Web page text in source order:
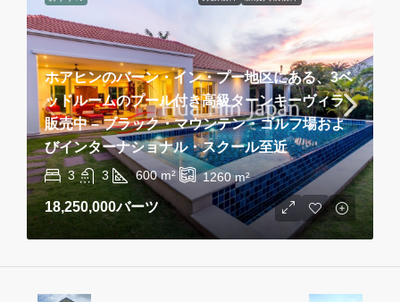
ホアヒンのバーン・イン・プー地区にある、3ベ
ッドルームのプール付き高級ターンキーヴィラ
販売中 – ブラック・マウンテン・ゴルフ場およ
びインターナショナル・スクール至近
3 3 600 m² 1260m²
18,250,000バーツ